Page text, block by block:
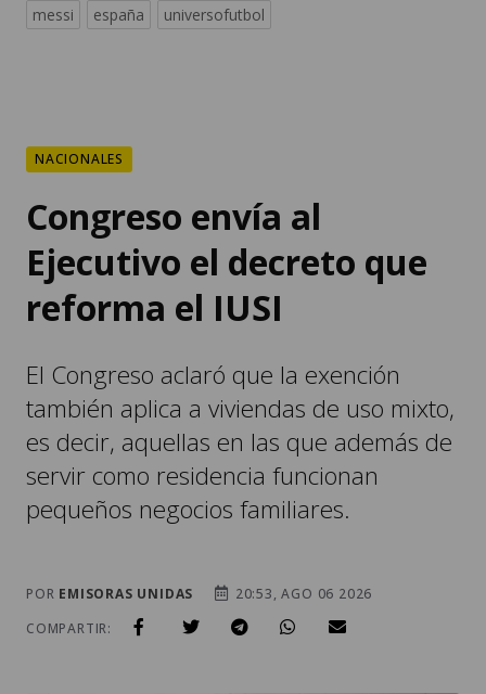
messi
españa universofutbol
NACIONALES
Congreso envía al
Ejecutivo el decreto que
reforma el IUSI
El Congreso aclaró que la exención
también aplica a viviendas de uso mixto,
es decir, aquellas en las que además de
servir como residencia funcionan
pequeños negocios familiares.
POR EMISORAS UNIDAS
20:53, AGO 06 2026
COMPARTIR: